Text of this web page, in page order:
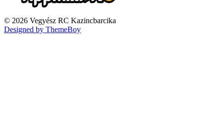
© 2026 Vegyész RC Kazincbarcika
Designed by ThemeBoy